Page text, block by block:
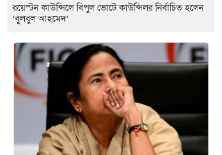
রয়েস্টন কাউন্সিলে বিপুল ভোটে কাউন্সিলর নির্বাচিত হলেন
‘বুলবুল আহমেদ’